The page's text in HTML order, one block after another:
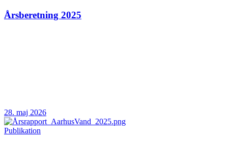
Årsberetning 2025
28. maj 2026
Publikation